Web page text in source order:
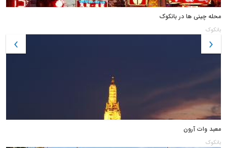
محله چینی ها در بانکوک
بانکوک
معبد وات آرون
بانکوک